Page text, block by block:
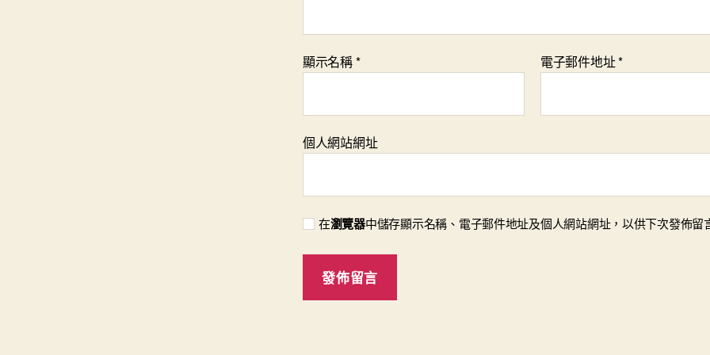
顯示名稱* 電子郵件地址*
個人網站網址
在瀏覽器中儲存顯示名稱、電子郵件地址及個人網站網址，以供下次發佈留